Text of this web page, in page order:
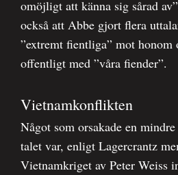
omöjligt att känna sig sårad
också att Abbe gjort flera
”extremt fientliga” mot honom
offentligt med ”våra fiender”.
Vietnamkonflikten
Något som orsakade en
talet var, enligt Lagercrantz
Vietnamkriget av Peter Weiss